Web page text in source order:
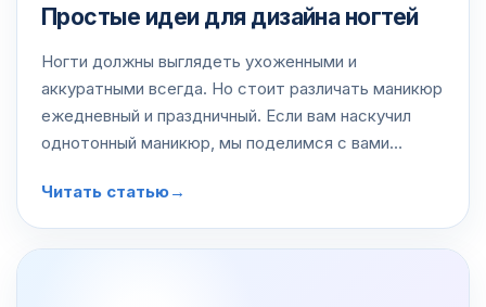
Простые идеи для дизайна ногтей
Ногти должны выглядеть ухоженными и
аккуратными всегда. Но стоит различать маникюр
ежедневный и праздничный. Если вам наскучил
однотонный маникюр, мы поделимся с вами
Читать статью→